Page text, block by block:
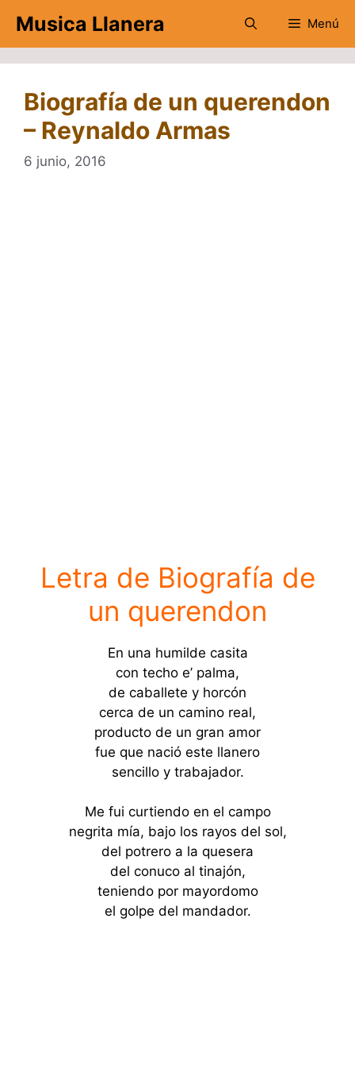
contenido
Musica Llanera Menú
Biografía de un querendon
– Reynaldo Armas
6 junio, 2016
Letra de Biografía de
un querendon
En una humilde casita
con techo e’ palma,
de caballete y horcón
cerca de un camino real,
producto de un gran amor
fue que nació este llanero
sencillo y trabajador.
Me fui curtiendo en el campo
negrita mía, bajo los rayos del sol,
del potrero a la quesera
del conuco al tinajón,
teniendo por mayordomo
el golpe del mandador.